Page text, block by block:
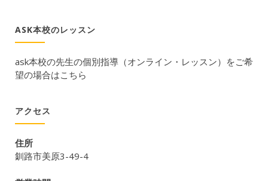
ASK本校のレッスン
ask本校の先生の個別指導（オンライン・レッスン）をご希
望の場合はこちら
アクセス
住所
釧路市美原3-49-4